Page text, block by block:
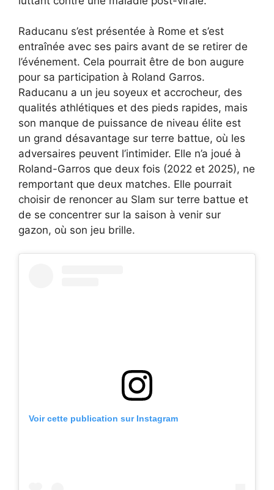
Raducanu s’est présentée à Rome et s’est
entraînée avec ses pairs avant de se retirer de
l’événement. Cela pourrait être de bon augure
pour sa participation à Roland Garros.
Raducanu a un jeu soyeux et accrocheur, des
qualités athlétiques et des pieds rapides, mais
son manque de puissance de niveau élite est
un grand désavantage sur terre battue, où les
adversaires peuvent l’intimider. Elle n’a joué à
Roland-Garros que deux fois (2022 et 2025), ne
remportant que deux matches. Elle pourrait
choisir de renoncer au Slam sur terre battue et
de se concentrer sur la saison à venir sur
gazon, où son jeu brille.
Voir cette publication sur Instagram